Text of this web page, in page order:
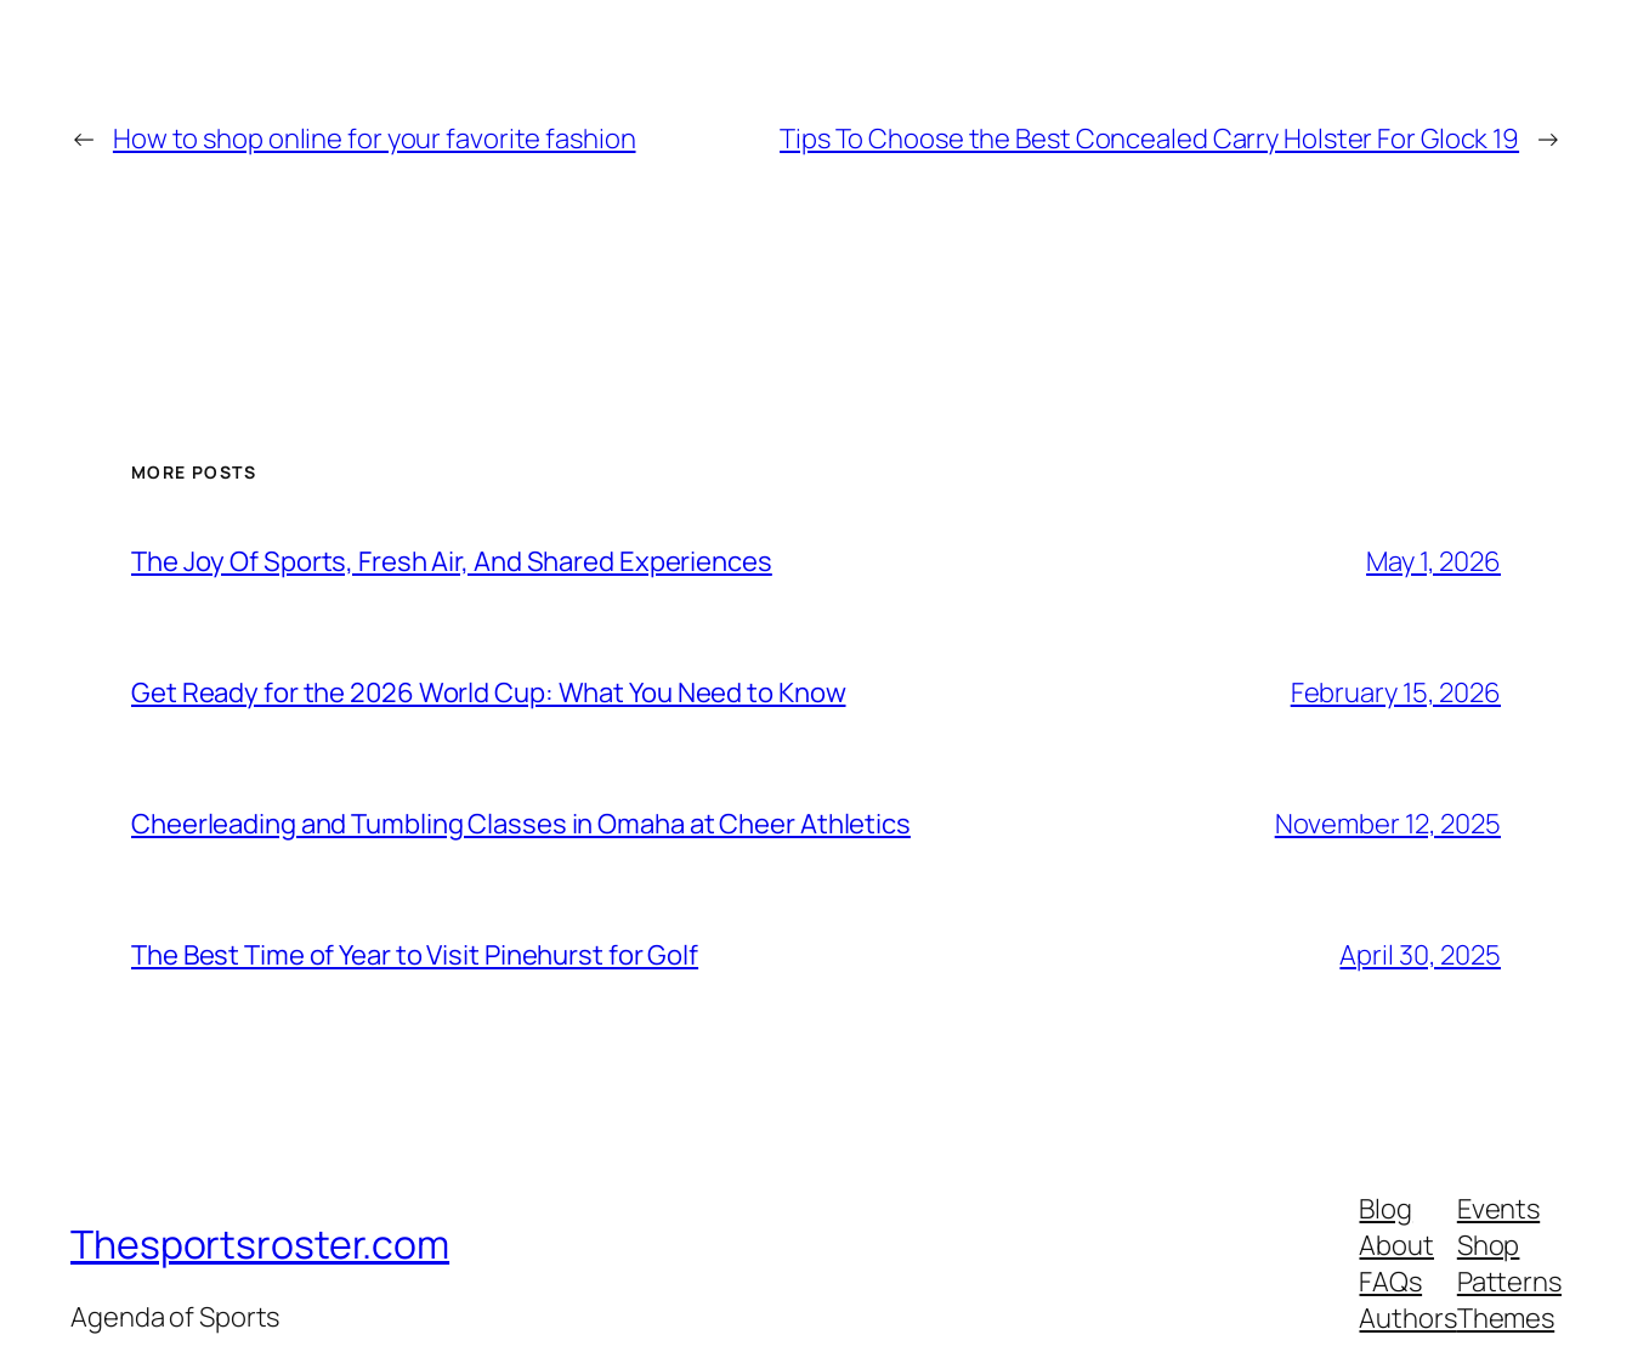
← How to shop online for your favorite fashion Tips To Choose the Best Concealed Carry Holster For Glock 19 →
MORE POSTS
The Joy Of Sports, Fresh Air, And Shared Experiences May 1, 2026
Get Ready for the 2026 World Cup: What You Need to Know February 15, 2026
Cheerleading and Tumbling Classes in Omaha at Cheer Athletics November 12, 2025
The Best Time of Year to Visit Pinehurst for Golf April 30, 2025
Thesportsroster.com
Agenda of Sports
Blog
About
FAQs
Authors
Events
Shop
Patterns
Themes